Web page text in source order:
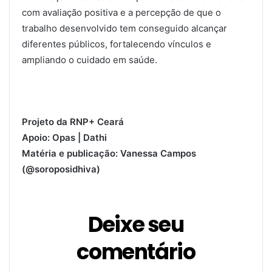
com avaliação positiva e a percepção de que o
trabalho desenvolvido tem conseguido alcançar
diferentes públicos, fortalecendo vínculos e
ampliando o cuidado em saúde.
Projeto da RNP+ Ceará
Apoio: Opas | Dathi
Matéria e publicação: Vanessa Campos
(@soroposidhiva)
Deixe seu
comentário